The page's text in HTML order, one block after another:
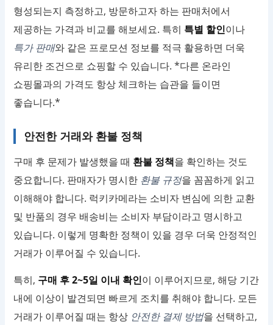
형성되는지 측정하고, 방문하고자 하는 판매처에서
제공하는 가격과 비교를 해보세요. 특히 특별 할인이나
특가 판매와 같은 프로모션 정보를 적극 활용하면 더욱
유리한 조건으로 쇼핑할 수 있습니다. *다른 온라인
쇼핑몰과의 가격도 항상 체크하는 습관을 들이면
좋습니다.*
안전한 거래와 환불 정책
구매 후 문제가 발생했을 때 환불 정책을 확인하는 것도
중요합니다. 판매자가 명시한 환불 규정을 꼼꼼하게 읽고
이해해야 합니다. 럭키카메라는 소비자 변심에 의한 교환
및 반품의 경우 배송비는 소비자 부담이라고 명시하고
있습니다. 이렇게 명확한 정책이 있을 경우 더욱 안정적인
거래가 이루어질 수 있습니다.
특히, 구매 후 2~5일 이내 확인이 이루어지므로, 해당 기간
내에 이상이 발견되면 빠르게 조치를 취해야 합니다. 모든
거래가 이루어질 때는 항상 안전한 결제 방법을 선택하고,